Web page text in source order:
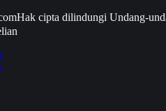
Hak cipta dilindungi Undang-